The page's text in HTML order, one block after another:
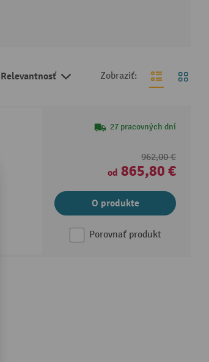
Relevantnosť Zobraziť:
27 pracovných dní
962,00 €
od 865,80 €
O produkte
Porovnať produkt